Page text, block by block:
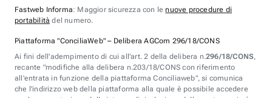
Fastweb Informa: Maggior sicurezza con lenuove procedure di
portabilità del numero.
Piattaforma "ConciliaWeb" – Delibera AGCom 296/18/CONS
Ai fini dell'adempimento di cui all'art. 2 della delibera n.296/18/CONS,
recante "modifiche alla delibera n.203/18/CONS con riferimento
all'entrata in funzione della piattaforma Conciliaweb", si comunica
che l'indirizzo web della piattaforma alla quale è possibile accedere